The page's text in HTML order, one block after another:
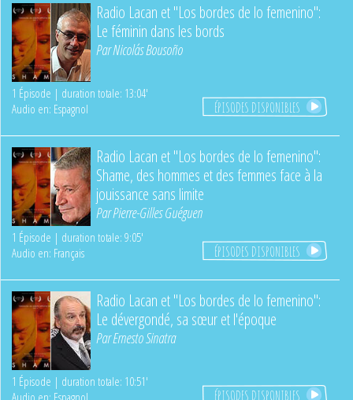
Radio Lacan et "Los bordes de lo femenino":
Le féminin dans les bords
ParNicolás Bousoño
1 Épisode | duration totale: 13:04'
Audio en: Espagnol
ÉPISODES DISPONIBLES
Radio Lacan et "Los bordes de lo femenino":
Shame, des hommes et des femmes face à la
jouissance sans limite
ParPierre-Gilles Guéguen
1 Épisode | duration totale: 9:05'
Audio en: Français
ÉPISODES DISPONIBLES
Radio Lacan et "Los bordes de lo femenino":
Le dévergondé, sa sœur et l'époque
ParErnesto Sinatra
1 Épisode | duration totale: 10:51'
ÉPISODES DISPONIBLES